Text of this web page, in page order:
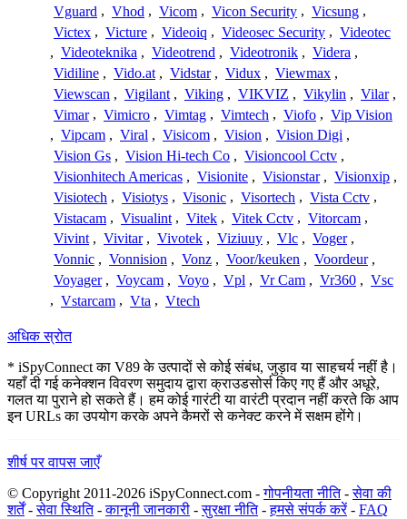
Vguard , Vhod , Vicom , Vicon Security , Vicsung ,
Victex , Victure , Videoiq , Videosec Security , Videotec
, Videoteknika , Videotrend , Videotronik , Videra ,
Vidiline , Vido.at , Vidstar , Vidux , Viewmax ,
Viewscan , Vigilant , Viking , VIKVIZ , Vikylin , Vilar ,
Vimar , Vimicro , Vimtag , Vimtech , Viofo , Vip Vision
, Vipcam , Viral , Visicom , Vision , Vision Digi ,
Vision Gs , Vision Hi-tech Co , Visioncool Cctv ,
Visionhitech Americas , Visionite , Visionstar , Visionxip ,
Visiotech , Visiotys , Visonic , Visortech , Vista Cctv ,
Vistacam , Visualint , Vitek , Vitek Cctv , Vitorcam ,
Vivint , Vivitar , Vivotek , Viziuuy , Vlc , Voger ,
Vonnic , Vonnision , Vonz , Voor/keuken , Voordeur ,
Voyager , Voycam , Voyo , Vpl , Vr Cam , Vr360 , Vsc
, Vstarcam , Vta , Vtech
अधिक स्रोत
* iSpyConnect का V89 के उत्पादों से कोई संबंध, जुड़ाव या साहचर्य नहीं है।
यहाँ दी गई कनेक्शन विवरण समुदाय द्वारा क्राउडसोर्स किए गए हैं और अधूरे,
गलत या पुराने हो सकते हैं। हम कोई गारंटी या वारंटी प्रदान नहीं करते कि आप
इन URLs का उपयोग करके अपने कैमरों से कनेक्ट करने में सक्षम होंगे।
शीर्ष पर वापस जाएँ
© Copyright 2011-2026 iSpyConnect.com -गोपनीयता नीति-सेवा की
शर्तें-सेवा स्थिति-कानूनी जानकारी -सुरक्षा नीति-हमसे संपर्क करें- FAQ